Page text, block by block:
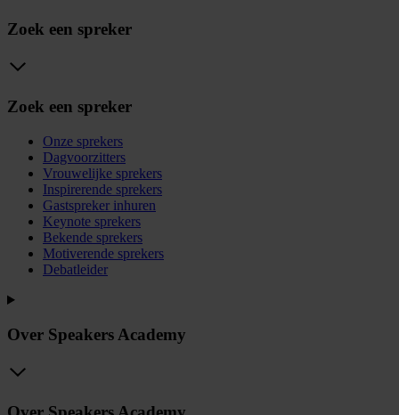
Zoek een spreker
Zoek een spreker
Onze sprekers
Dagvoorzitters
Vrouwelijke sprekers
Inspirerende sprekers
Gastspreker inhuren
Keynote sprekers
Bekende sprekers
Motiverende sprekers
Debatleider
Over Speakers Academy